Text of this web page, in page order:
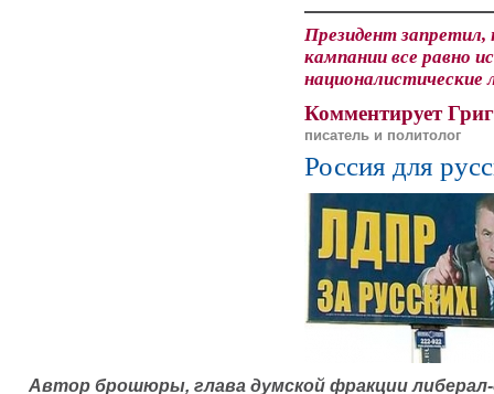
Президент запретил,
кампании все равно
националистические
Комментирует
писатель и политолог
Россия для
Автор брошюры, глава думской фракции